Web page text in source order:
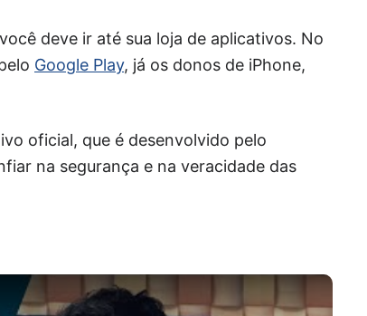
deve ir até sua loja de aplicativos. No
Google Play, já os donos de iPhone,
oficial, que é desenvolvido pelo
na segurança e na veracidade das